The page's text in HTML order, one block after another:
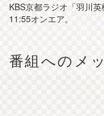
KBS京都ラジオ「羽川
11:55オンエア。
番組へのメ